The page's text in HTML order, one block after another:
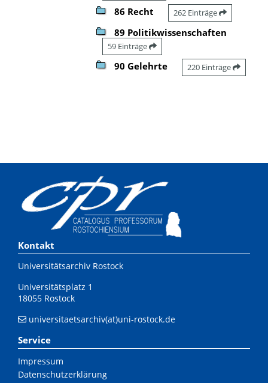
86 Recht 262 Einträge
89 Politikwissenschaften
59 Einträge
90 Gelehrte 220 Einträge
Kontakt
Universitätsarchiv Rostock
Universitätsplatz 1
18055 Rostock
universitaetsarchiv(at)uni-rostock.de
Service
Impressum
Datenschutzerklärung